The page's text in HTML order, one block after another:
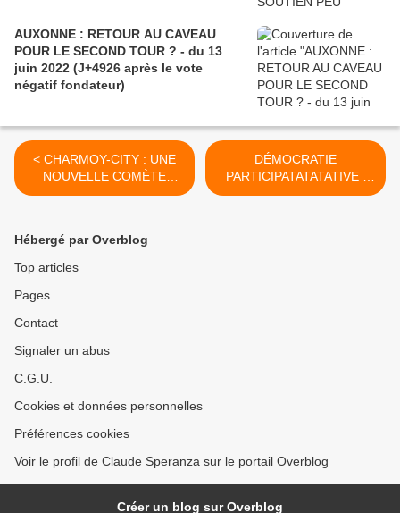
AUXONNE : RETOUR AU CAVEAU
POUR LE SECOND TOUR ? - du 13
juin 2022 (J+4926 après le vote
négatif fondateur)
< CHARMOY-CITY : UNE
NOUVELLE COMÈTE
BRILLE DANS LA NUIT
après le vote négatif
DÉMOCRATIE
PARTICIPATATATATIVE :
DE CHARMOY-CITY À LA
Hébergé par Overblog
Top articles
Pages
Contact
Signaler un abus
C.G.U.
Cookies et données personnelles
Préférences cookies
Voir le profil de Claude Speranza sur le portail Overblog
Créer un blog sur Overblog